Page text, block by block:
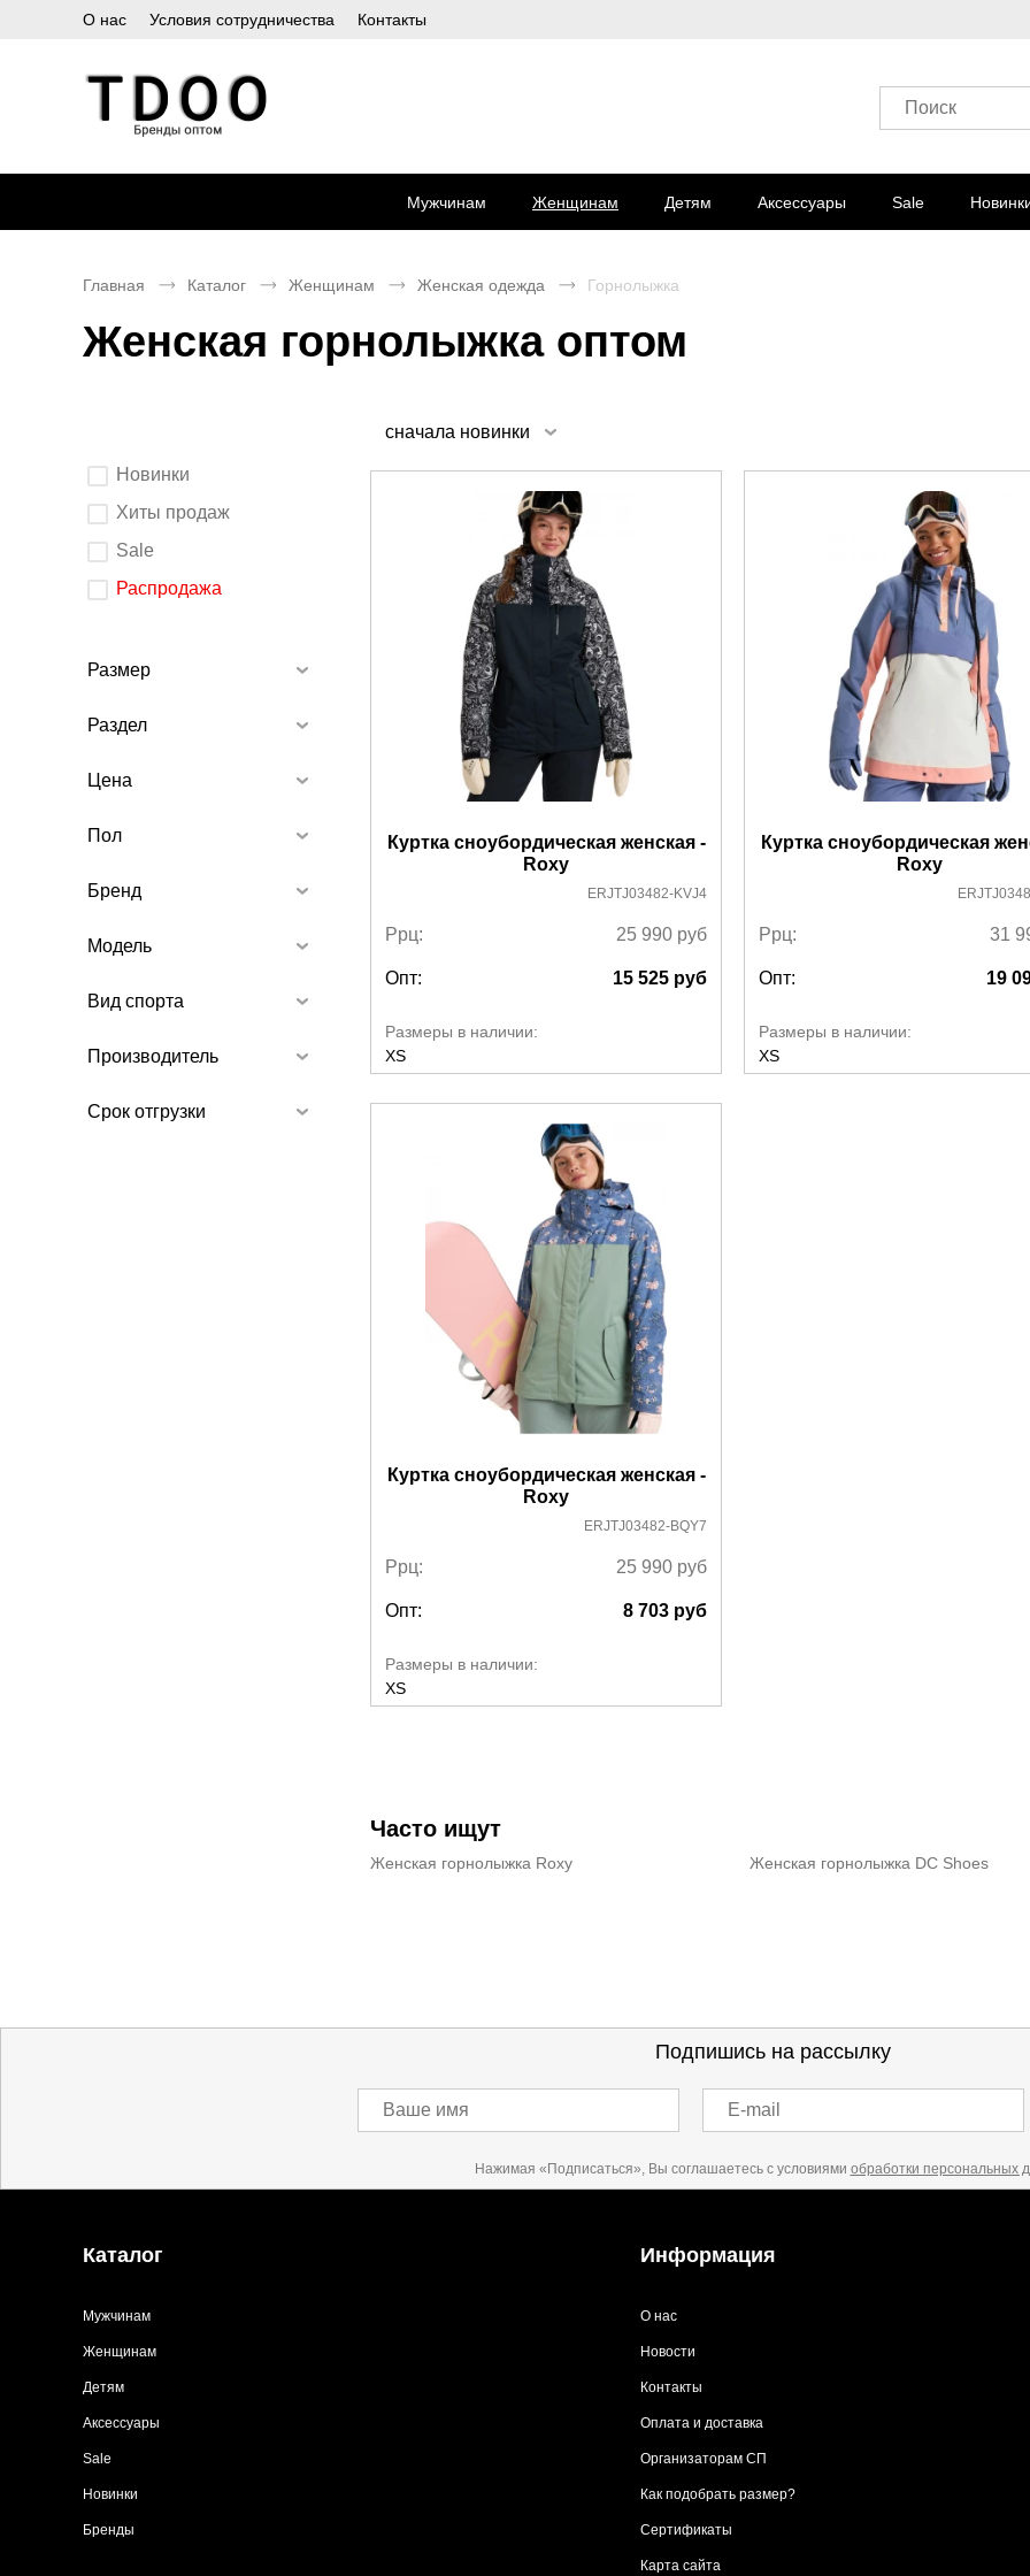
О нас Условия сотрудничества Контакты
Поиск
Мужчинам Женщинам Детям Аксессуары Sale
Главная Каталог Женщинам Женская одежда Горнолыжка
Женская горнолыжка оптом
Выберите
параметры
После
изменения
элемента
ввода
обновится.
Новинки
Хиты продаж
Sale
Распродажа
Размер
Раздел
Цена
Пол
Бренд
Модель
Вид спорта
Производитель
Срок отгрузки
сначала новинки
Куртка сноубордическая женская -
Roxy
ERJTJ03482-KVJ4
Ррц: 25 990 руб
Опт: 15 525 руб
Размеры в наличии:
XS
Куртка сноубордическая
Roxy
Ррц: 31
Опт: 19
Размеры в наличии:
XS
Куртка сноубордическая женская -
Roxy
ERJTJ03482-BQY7
Ррц: 25 990 руб
Опт: 8 703 руб
Размеры в наличии:
XS
Часто ищут
Женская горнолыжка Roxy Женская горнолыжка DC Shoes
Подпишись на рассылку
Ваше имя E-mail
Нажимая «Подписаться», Вы соглашаетесь с условиями обработки персональных
Каталог
Мужчинам
Женщинам
Детям
Аксессуары
Sale
Новинки
Бренды
Информация
О нас
Новости
Контакты
Оплата и доставка
Организаторам СП
Как подобрать размер?
Сертификаты
Карта сайта